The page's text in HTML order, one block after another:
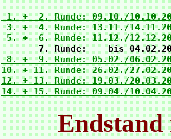
1. +  2. Runde: 09.10./
3. +  4. Runde: 13.11./
5. +  6. Runde: 11.12./
8. +  9. Runde: 05.02./
10. + 11. Runde: 26.02./
12. + 13. Runde: 19.03./
14. + 15. Runde: 09.04./
Endstand